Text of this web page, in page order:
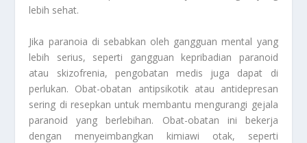
lebih sehat.
Jika paranoia di sebabkan oleh gangguan mental yang
lebih serius, seperti gangguan kepribadian paranoid
atau skizofrenia, pengobatan medis juga dapat di
perlukan. Obat-obatan antipsikotik atau antidepresan
sering di resepkan untuk membantu mengurangi gejala
paranoid yang berlebihan. Obat-obatan ini bekerja
dengan menyeimbangkan kimiawi otak, seperti